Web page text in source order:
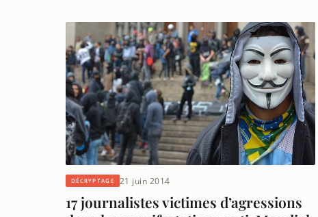
DÉCRYPTAGE 21 juin 2014
17 journalistes victimes d’agressions